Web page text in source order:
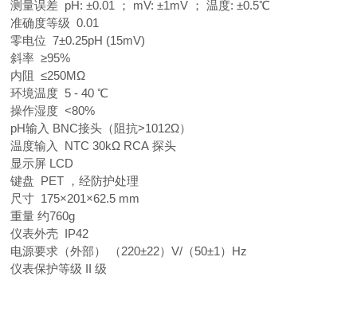
测量误差 pH: ±0.01 ； mV: ±1mV ； 温度: ±0.5℃
准确度等级 0.01
零电位 7±0.25pH (15mV)
斜率 ≥95%
内阻 ≤250MΩ
环境温度 5 - 40 ℃
操作湿度 <80%
pH输入 BNC接头（阻抗>1012Ω）
温度输入 NTC 30kΩ RCA 探头
显示屏 LCD
键盘 PET ，经防护处理
尺寸 175×201×62.5 mm
重量 约760g
仪表外壳 IP42
电源要求（外部） （220±22）V/（50±1）Hz
仪表保护等级 II 级